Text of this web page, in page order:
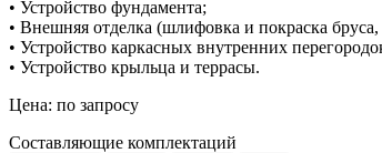
• Устройство фундамента;
• Внешняя отделка (шлифовка и покраска
• Устройство каркасных внутренних
• Устройство крыльца и террасы.
Цена: по запросу
Составляющие комплектаций